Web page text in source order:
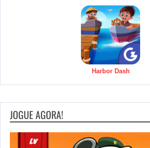
Harbor Dash
JOGUE AGORA!